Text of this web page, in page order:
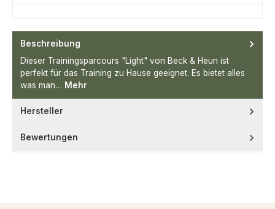
Beschreibung
Dieser Trainingsparcours "Light" von Beck & Heun ist
perfekt für das Training zu Hause geeignet. Es bietet alles
was man… Mehr
Hersteller
Bewertungen